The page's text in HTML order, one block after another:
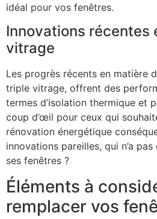
idéal pour vos fenêtres.
Innovations récentes
vitrage
Les progrès récents en matière
triple vitrage, offrent des
termes d’isolation thermique et
coup d’œil pour ceux qui
rénovation énergétique
innovations pareilles, qui n’a
ses fenêtres ?
Éléments à
remplacer vos